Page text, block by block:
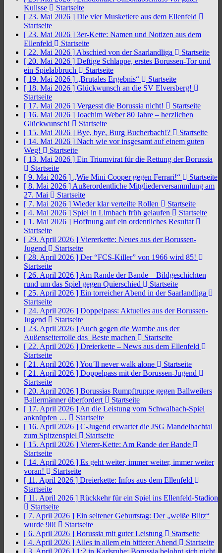
Kulisse
Startseite
[ 23. Mai 2026 ] Die vier Musketiere aus dem Ellenfeld
Startseite
[ 23. Mai 2026 ] 3er-Kette: Namen und Notizen aus dem
Ellenfeld
Startseite
[ 22. Mai 2026 ] Abschied von der Saarlandliga
Startseite
[ 20. Mai 2026 ] Deftige Schlappe, erstes Borussen-Tor und
ein Spielabbruch
Startseite
[ 19. Mai 2026 ] „Brutales Ergebnis“
Startseite
[ 18. Mai 2026 ] Glückwunsch an die SV Elversberg!
Startseite
[ 17. Mai 2026 ] Vergesst die Borussia nicht!
Startseite
[ 16. Mai 2026 ] Joachim Weber 80 Jahre – herzlichen
Glückwunsch!
Startseite
[ 15. Mai 2026 ] Bye, bye, Burg Bucherbach!?
Startseite
[ 14. Mai 2026 ] Nach wie vor insgesamt auf einem guten
Weg!
Startseite
[ 13. Mai 2026 ] Ein Triumvirat für die Rettung der Borussia
Startseite
[ 9. Mai 2026 ] „Wie Mini Cooper gegen Ferrari!“
Startseite
[ 8. Mai 2026 ] Außerordentliche Mitgliederversammlung am
27. Mai
Startseite
[ 7. Mai 2026 ] Wieder klar verteilte Rollen
Startseite
[ 4. Mai 2026 ] Spiel in Limbach früh gelaufen
Startseite
[ 1. Mai 2026 ] Hoffnung auf ein ordentliches Resultat
Startseite
[ 29. April 2026 ] Viererkette: Neues aus der Borussen-
Jugend
Startseite
[ 28. April 2026 ] Der “FCS-Killer” von 1966 wird 85!
Startseite
[ 26. April 2026 ] Am Rande der Bande – Bildgeschichten
rund um das Spiel gegen Quierschied
Startseite
[ 25. April 2026 ] Ein torreicher Abend in der Saarlandliga
Startseite
[ 24. April 2026 ] Doppelpass: Aktuelles aus der Borussen-
Jugend
Startseite
[ 23. April 2026 ] Auch gegen die Wambe aus der
Außenseiterrolle das Beste machen
Startseite
[ 22. April 2026 ] Dreierkette – News aus dem Ellenfeld
Startseite
[ 21. April 2026 ]You´ll never walk alone
Startseite
[ 21. April 2026 ] Doppelpass mit der Borussen-Jugend
Startseite
[ 20. April 2026 ] Borussias Rumpftruppe gegen Ballweilers
Ballermänner überfordert
Startseite
[ 17. April 2026 ] An die Leistung vom Schwalbach-Spiel
anknüpfen …
Startseite
[ 16. April 2026 ] C-Jugend erwartet die JSG Mandelbachtal
zum Spitzenspiel
Startseite
[ 15. April 2026 ] Vierer-Kette: Am Rande der Bande
Startseite
[ 14. April 2026 ] Es geht weiter, immer weiter, immer weiter
voran!
Startseite
[ 11. April 2026 ] Dreierkette: Infos aus dem Ellenfeld
Startseite
[ 11. April 2026 ] Rückkehr für ein Spiel ins Ellenfeld-Stadion
Startseite
[ 7. April 2026 ] Ein seltener Geburtstag: Der „weiße Blitz“
wurde 90!
Startseite
[ 6. April 2026 ] Borussia mit guter Leistung
Startseite
[ 4. April 2026 ] Alles in allem ein bitterer Abend
Startseite
[ 3. April 2026 ] 1:2 in Karlsruhe: Borussia belohnt sich nicht